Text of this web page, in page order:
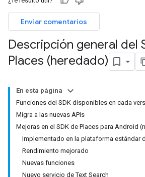
Enviar comentarios
Descripción general del
Places (heredado)
En esta página
Funciones del SDK disponibles en cada
Migra a las nuevas APIs
Mejoras en el SDK de Places para Android
Implementado en la plataforma estándar
Rendimiento mejorado
Nuevas funciones
Nuevo servicio de Text Search